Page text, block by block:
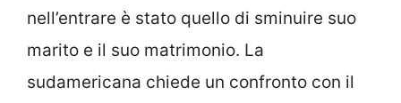
nell’entrare è stato quello di sminuire suo
marito e il suo matrimonio. La
sudamericana chiede un confronto con il